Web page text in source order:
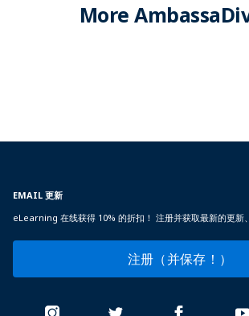
More
EMAIL 更新
eLearning 在线获得 10% 的折扣！ 注册并获取最新的更新
注册（并保存！）